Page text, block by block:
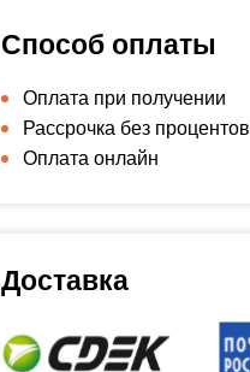
Способ оплаты
Оплата при получении
Рассрочка без процентов
Оплата онлайн
Доставка